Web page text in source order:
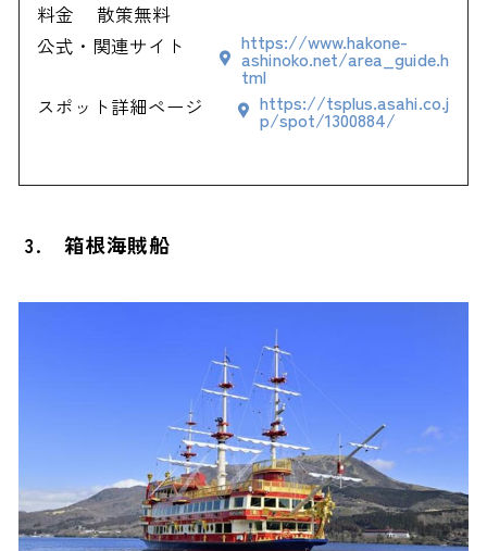
料金
散策無料
公式・関連サイト
https://www.hakone-
ashinoko.net/area_guide.h
tml
スポット詳細ページ
https://tsplus.asahi.co.j
p/spot/1300884/
3. 箱根海賊船